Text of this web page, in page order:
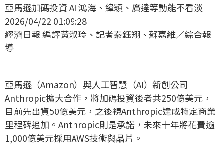
亞馬遜加碼投資 AI 鴻海、緯穎、廣達等動能不看淡
2026/04/22 01:09:28
經濟日報 編譯黃淑玲、記者秦鈺翔、蘇嘉維／綜合報
導
亞馬遜（Amazon）與人工智慧（AI）新創公司
Anthropic擴大合作，將加碼投資後者共250億美元，
目前先出資50億美元，之後視Anthropic達成特定商業
里程碑追加。Anthropic則是承諾，未來十年將花費逾
1,000億美元採用AWS技術與晶片。